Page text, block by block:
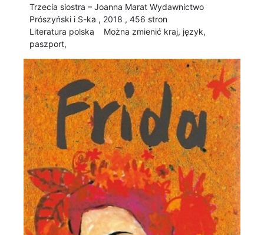
Trzecia siostra – Joanna Marat Wydawnictwo
Prószyński i S-ka , 2018 , 456 stron
Literatura polska Można zmienić kraj, język,
paszport,